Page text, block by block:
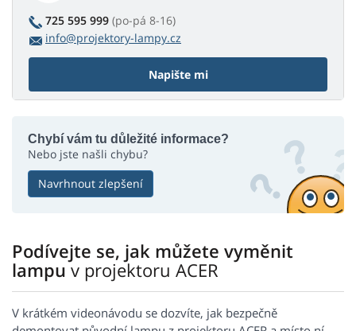
725 595 999 (po-pá 8-16)
info@projektory-lampy.cz
Napište mi
Chybí vám tu důležité informace?
Nebo jste našli chybu?
Navrhnout zlepšení
Podívejte se, jak můžete vyměnit
lampuv projektoru ACER
V krátkém videonávodu se dozvíte, jak bezpečně